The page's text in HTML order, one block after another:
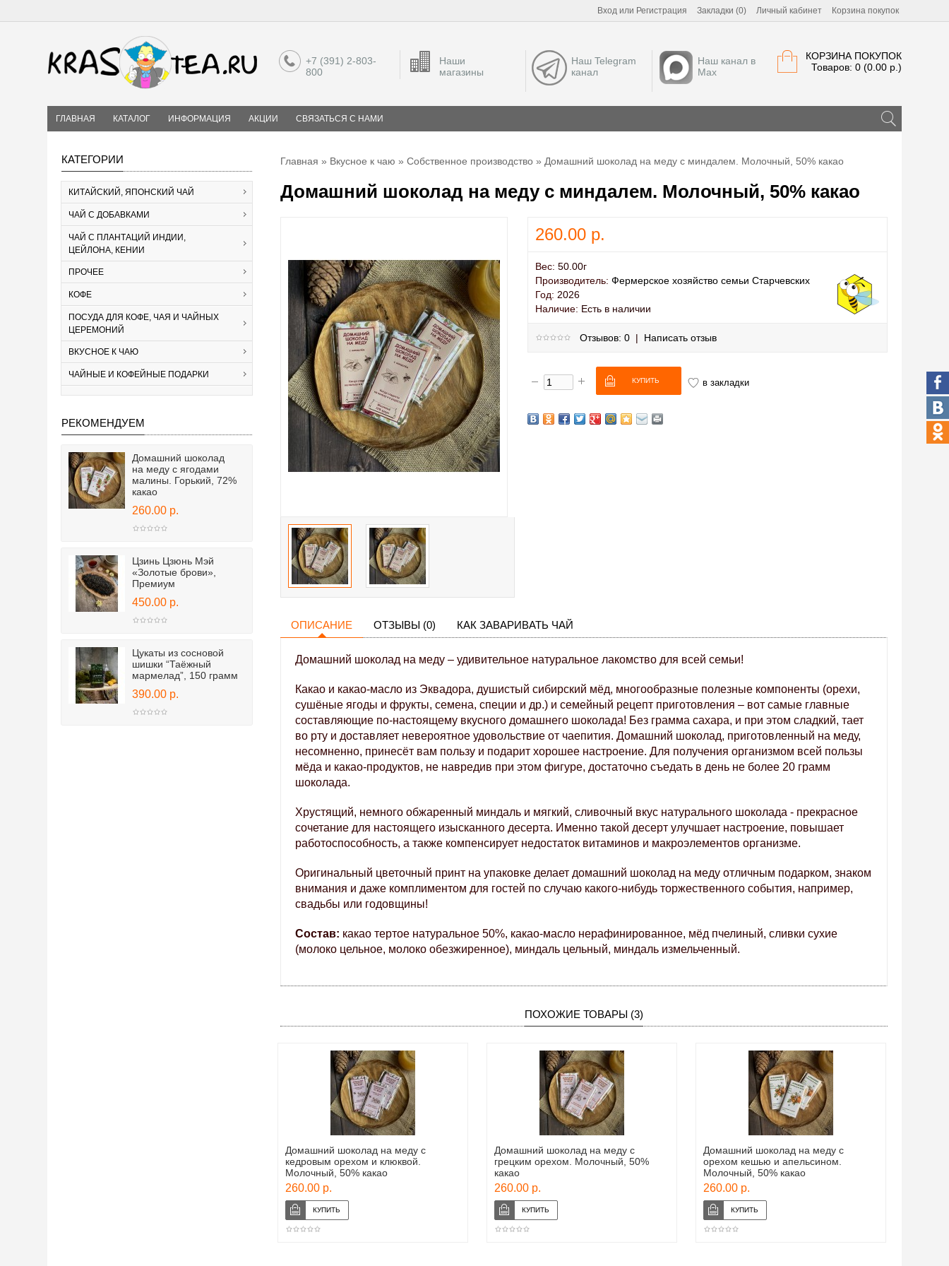
Вход или Регистрация Закладки (0) Личный кабинет Корзина покупок
КОРЗИНА ПОКУПОК
Товаров: 0 (0.00 р.)
+7 (391) 2-803-
800
Наши
магазины
Наш Telegram
канал
Наш канал в
Max
ГЛАВНАЯ КАТАЛОГ ИНФОРМАЦИЯ АКЦИИ СВЯЗАТЬСЯ С НАМИ
КАТЕГОРИИ
КИТАЙСКИЙ, ЯПОНСКИЙ ЧАЙ
ЧАЙ С ДОБАВКАМИ
ЧАЙ С ПЛАНТАЦИЙ ИНДИИ,
ЦЕЙЛОНА, КЕНИИ
ПРОЧЕЕ
КОФЕ
ПОСУДА ДЛЯ КОФЕ, ЧАЯ И ЧАЙНЫХ
ЦЕРЕМОНИЙ
ВКУСНОЕ К ЧАЮ
ЧАЙНЫЕ И КОФЕЙНЫЕ ПОДАРКИ
РЕКОМЕНДУЕМ
Домашний шоколад
на меду с ягодами
малины. Горький, 72%
какао
260.00 р.
Цзинь Цзюнь Мэй
«Золотые брови»,
Премиум
450.00 р.
Цукаты из сосновой
шишки “Таёжный
мармелад”, 150 грамм
390.00 р.
Главная » Вкусное к чаю » Собственное производство » Домашний шоколад на меду с миндалем. Молочный, 50% какао
Домашний шоколад на меду с миндалем. Молочный, 50% какао
260.00 р.
Вес: 50.00г
Производитель: Фермерское хозяйство семьи Старчевских
Год: 2026
Наличие: Есть в наличии
Отзывов: 0 | Написать отзыв
в закладки
ОПИСАНИЕ ОТЗЫВЫ (0) КАК ЗАВАРИВАТЬ ЧАЙ
Домашний шоколад на меду – удивительное натуральное лакомство для всей семьи!
Какао и какао-масло из Эквадора, душистый сибирский мёд, многообразные полезные компоненты (орехи,
сушёные ягоды и фрукты, семена, специи и др.) и семейный рецепт приготовления – вот самые главные
составляющие по-настоящему вкусного домашнего шоколада! Без грамма сахара, и при этом сладкий, тает
во рту и доставляет невероятное удовольствие от чаепития. Домашний шоколад, приготовленный на меду,
несомненно, принесёт вам пользу и подарит хорошее настроение. Для получения организмом всей пользы
мёда и какао-продуктов, не навредив при этом фигуре, достаточно съедать в день не более 20 грамм
шоколада.
Хрустящий, немного обжаренный миндаль и мягкий, сливочный вкус натурального шоколада - прекрасное
сочетание для настоящего изысканного десерта. Именно такой десерт улучшает настроение, повышает
работоспособность, а также компенсирует недостаток витаминов и макроэлементов организме.
Оригинальный цветочный принт на упаковке делает домашний шоколад на меду отличным подарком, знаком
внимания и даже комплиментом для гостей по случаю какого-нибудь торжественного события, например,
свадьбы или годовщины!
Состав: какао тертое натуральное 50%, какао-масло нерафинированное, мёд пчелиный, сливки сухие
(молоко цельное, молоко обезжиренное), миндаль цельный, миндаль измельченный.
ПОХОЖИЕ ТОВАРЫ (3)
Домашний шоколад на меду с
кедровым орехом и клюквой.
Молочный, 50% какао
260.00 р.
Домашний шоколад на меду с
грецким орехом. Молочный, 50%
какао
260.00 р.
Домашний шоколад на меду с
орехом кешью и апельсином.
Молочный, 50% какао
260.00 р.